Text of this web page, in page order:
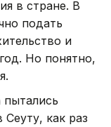
в стране. В
подать
и
Но понятно,
как раз